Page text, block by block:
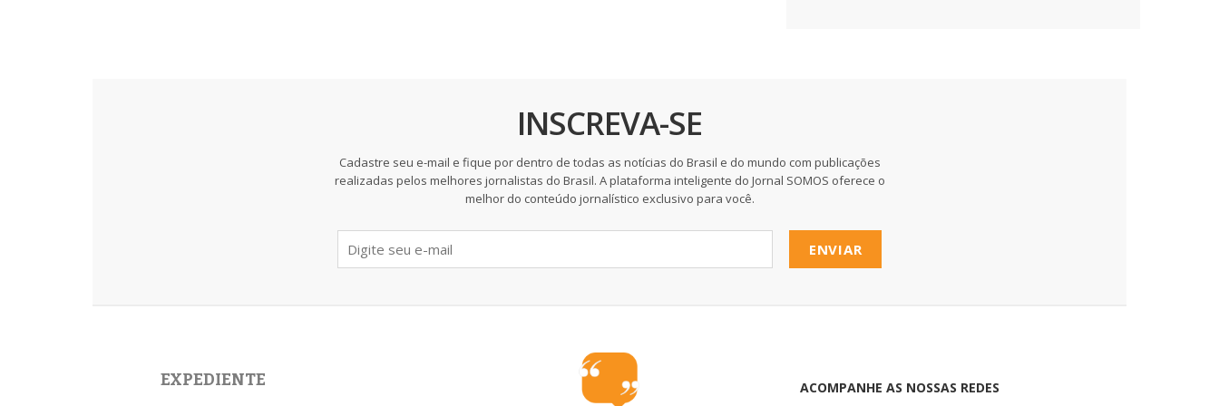
INSCREVA-SE
Cadastre seu e-mail e fique por dentro de todas as notícias do Brasil e do mundo com publicações
realizadas pelos melhores jornalistas do Brasil. A plataforma inteligente do Jornal SOMOS oferece o
melhor do conteúdo jornalístico exclusivo para você.
ENVIAR
EXPEDIENTE
ACOMPANHE AS NOSSAS REDES